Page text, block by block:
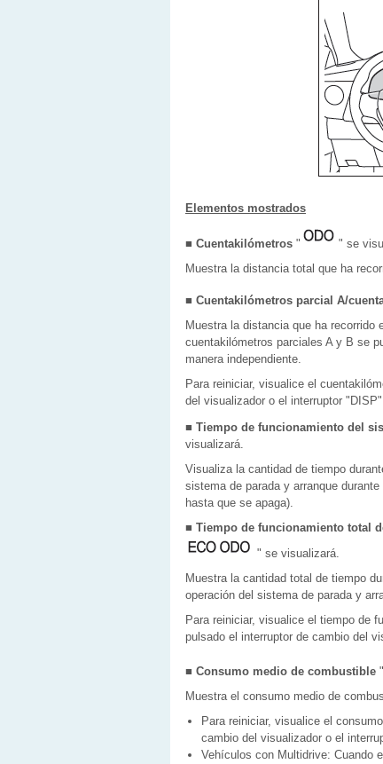
Elementos mostrados
■ Cuentakilómetros "
" se
Muestra la distancia total que ha
■ Cuentakilómetros parcial A/
Muestra la distancia que ha
cuentakilómetros parciales A y B se
manera independiente.
Para reiniciar, visualice el
del visualizador o el interruptor
■ Tiempo de funcionamiento del
visualizará.
Visualiza la cantidad de tiempo
sistema de parada y arranque
hasta que se apaga).
■ Tiempo de funcionamiento total
" se visualizará.
Muestra la cantidad total de tiempo
operación del sistema de parada y
Para reiniciar, visualice el tiempo de
pulsado el interruptor de cambio del
■ Consumo medio de combustible "
Muestra el consumo medio de
Para reiniciar, visualice el
cambio del visualizador o el
Vehículos con Multidrive: Cuando